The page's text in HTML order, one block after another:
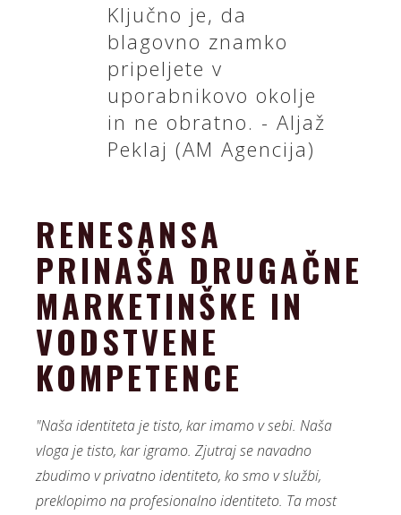
Ključno je, da
blagovno znamko
pripeljete v
uporabnikovo okolje
in ne obratno. - Aljaž
Peklaj (AM Agencija)
RENESANSA
PRINAŠA DRUGAČNE
MARKETINŠKE IN
VODSTVENE
KOMPETENCE
"Naša identiteta je tisto, kar imamo v sebi. Naša
vloga je tisto, kar igramo. Zjutraj se navadno
zbudimo v privatno identiteto, ko smo v službi,
preklopimo na profesionalno identiteto. Ta most